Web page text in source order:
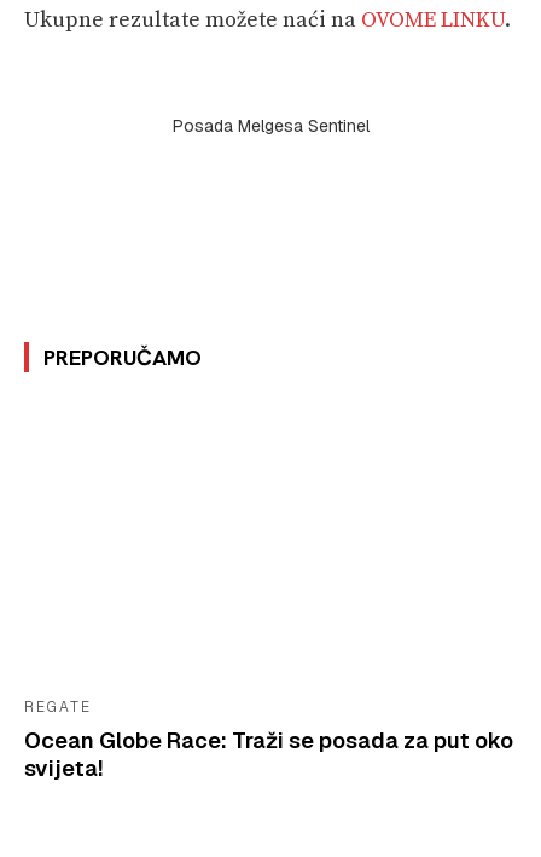
Ukupne rezultate možete naći na OVOME LINKU.
Posada Melgesa Sentinel
PREPORUČAMO
REGATE
Ocean Globe Race: Traži se posada za put oko
svijeta!